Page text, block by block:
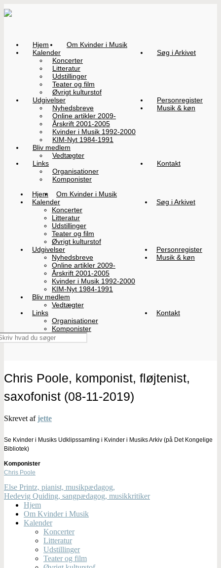
Hjem
Om Kvinder i Musik
Kalender
Koncerter
Litteratur
Udstillinger
Teater og film
Øvrigt kulturstof
Søg i Arkivet
Udgivelser
Nyhedsbreve
Online artikler 2009-
Årskrift 2001-2005
Kvinder i Musik 1992-2000
KIM-Nyt 1984-1991
Personregister
Musik & køn
Bliv medlem
Vedtægter
Links
Organisationer
Komponister
Kontakt
Hjem
Om Kvinder i Musik
Kalender
Koncerter
Litteratur
Udstillinger
Teater og film
Øvrigt kulturstof
Søg i Arkivet
Udgivelser
Nyhedsbreve
Online artikler 2009-
Årskrift 2001-2005
Kvinder i Musik 1992-2000
KIM-Nyt 1984-1991
Personregister
Musik & køn
Bliv medlem
Vedtægter
Links
Organisationer
Komponister
Kontakt
Chris Poole, komponist, fløjtenist,
saxofonist (08-11-2019)
Skrevet af jette
Se Kvinder i Musiks Udklipssamling i Kvinder i Musiks Arkiv (på Det Kongelige
Bibliotek)
Komponister
Chris Poole
Else Printz, pianist, musikpædagog,
Hedevig Quiding, sangpædagog, musikkritiker
Hjem
Om Kvinder i Musik
Kalender
Koncerter
Litteratur
Udstillinger
Teater og film